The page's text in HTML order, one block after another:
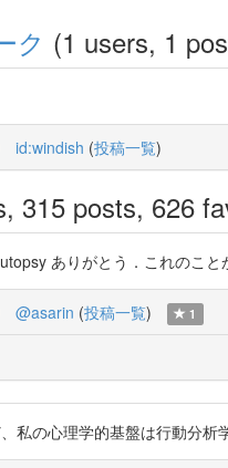
ク (1 users, 1
id:windish (投稿一覧)
315 posts, 626
ありがとう．これのこ
@asarin (投稿一覧) 1
私の心理学的基盤は行動分析